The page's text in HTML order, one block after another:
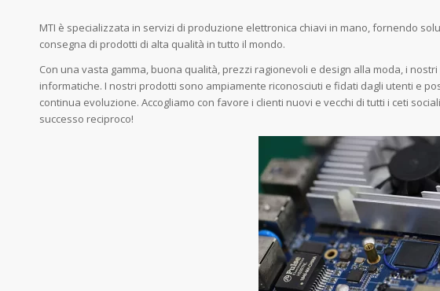
MTI è specializzata in servizi di produzione elettronica chiavi in mano, fornendo
consegna di prodotti di alta qualità in tutto il mondo.
Con una vasta gamma, buona qualità, prezzi ragionevoli e design alla moda, i
informatiche. I nostri prodotti sono ampiamente riconosciuti e fidati dagli utenti e
continua evoluzione. Accogliamo con favore i clienti nuovi e vecchi di tutti i ceti
successo reciproco!